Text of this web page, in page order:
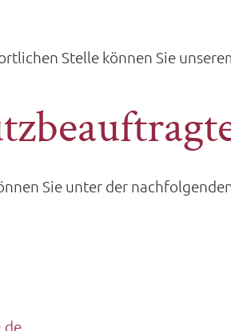
Stelle können Sie
Sie unter der